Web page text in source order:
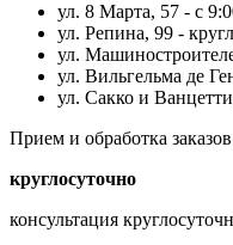
ул. 8 Марта, 57 - с
ул. Репина, 99 -
ул.
ул. Вильгельма де
ул. Сакко и
Прием и обработка заказов
круглосуточно
консультация